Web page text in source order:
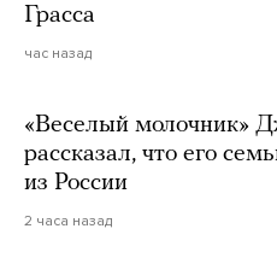
Грасса
час назад
«Веселый молочник»
рассказал, что его
из России
2 часа назад